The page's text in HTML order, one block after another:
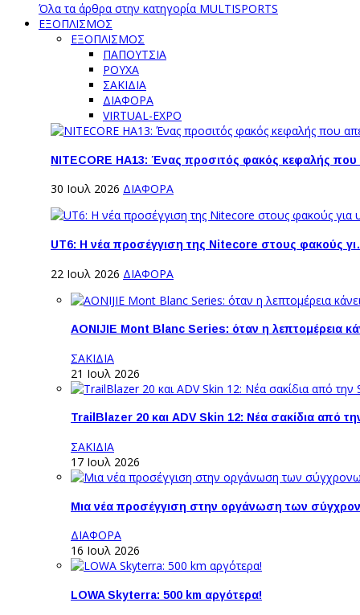
Όλα τα άρθρα στην κατηγορία MULTISPORTS
ΕΞΟΠΛΙΣΜΟΣ
ΕΞΟΠΛΙΣΜΟΣ
ΠΑΠΟΥΤΣΙΑ
ΡΟΥΧΑ
ΣΑΚΙΔΙΑ
ΔΙΑΦΟΡΑ
VIRTUAL-EXPO
NITECORE HA13: Ένας προσιτός φακός κεφαλής
30 Ιουλ 2026 ΔΙΑΦΟΡΑ
UT6: H νέα προσέγγιση της Nitecore στους φακούς
22 Ιουλ 2026 ΔΙΑΦΟΡΑ
AONIJIE Mont Blanc Series: όταν η λεπτομέρεια
ΣΑΚΙΔΙΑ
21 Ιουλ 2026
TrailBlazer 20 και ADV Skin 12: Νέα σακίδια από
ΣΑΚΙΔΙΑ
17 Ιουλ 2026
Μια νέα προσέγγιση στην οργάνωση των
ΔΙΑΦΟΡΑ
16 Ιουλ 2026
LOWA Skyterra: 500 km αργότερα!